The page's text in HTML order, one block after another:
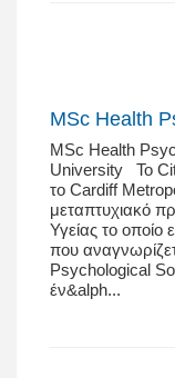
MSc Health
MSc Health
University To
το Cardiff
μεταπτυχιακό
Υγείας το οποίο
που
Psychological
έν&alph...